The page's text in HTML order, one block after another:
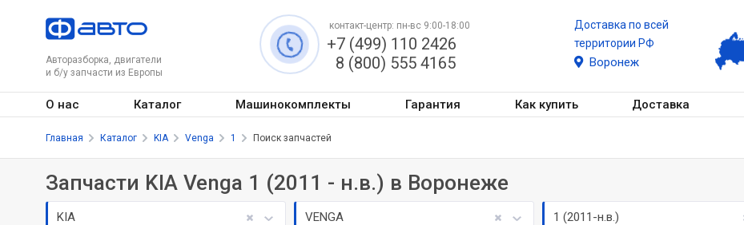
Авторазборка, двигатели
и б/у запчасти из Европы
контакт-центр: пн-вс 9:00-18:00
+7 (499) 110 2426
8 (800) 555 4165
Доставка по всей
территории РФ
Воронеж
О нас Каталог Машинокомплекты Гарантия Как купить Доставка
Главная Каталог KIA Venga 1 Поиск запчастей
Запчасти KIA Venga 1 (2011 - н.в.) в Воронеже
KIA VENGA 1 (2011-н.в.)